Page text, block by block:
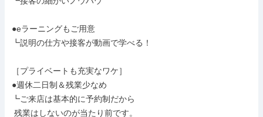
●eラーニングもご用意
┗説明の仕方や接客が動画で学べる！
［プライベートも充実なワケ］
●週休二日制＆残業少なめ
┗ご来店は基本的に予約制だから